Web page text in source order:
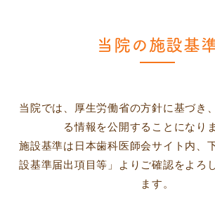
当院の施設基
当院では、厚生労働省の方針に基づき
る情報を公開することになり
施設基準は日本歯科医師会サイト内、
設基準届出項目等」よりご確認をよろ
ます。